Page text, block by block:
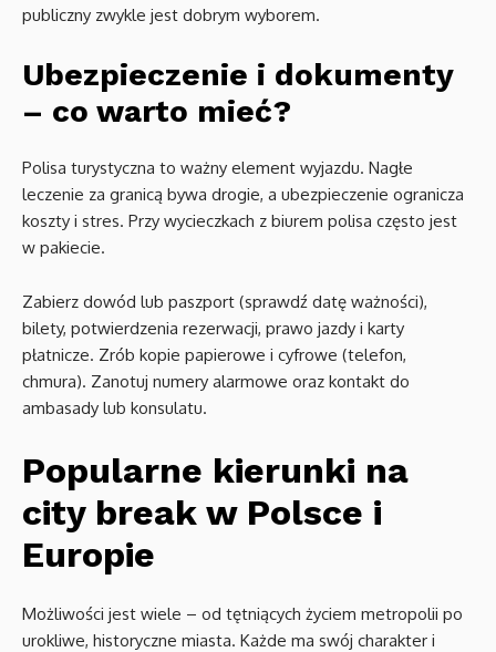
publiczny zwykle jest dobrym wyborem.
Ubezpieczenie i dokumenty
– co warto mieć?
Polisa turystyczna to ważny element wyjazdu. Nagłe
leczenie za granicą bywa drogie, a ubezpieczenie ogranicza
koszty i stres. Przy wycieczkach z biurem polisa często jest
w pakiecie.
Zabierz dowód lub paszport (sprawdź datę ważności),
bilety, potwierdzenia rezerwacji, prawo jazdy i karty
płatnicze. Zrób kopie papierowe i cyfrowe (telefon,
chmura). Zanotuj numery alarmowe oraz kontakt do
ambasady lub konsulatu.
Popularne kierunki na
city break w Polsce i
Europie
Możliwości jest wiele – od tętniących życiem metropolii po
urokliwe, historyczne miasta. Każde ma swój charakter i